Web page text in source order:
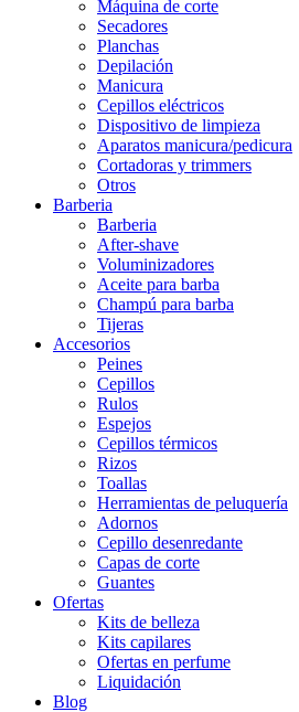
Máquina de corte
Secadores
Planchas
Depilación
Manicura
Cepillos eléctricos
Dispositivo de limpieza
Aparatos manicura/pedicura
Cortadoras y trimmers
Otros
Barberia
Barberia
After-shave
Voluminizadores
Aceite para barba
Champú para barba
Tijeras
Accesorios
Peines
Cepillos
Rulos
Espejos
Cepillos térmicos
Rizos
Toallas
Herramientas de peluquería
Adornos
Cepillo desenredante
Capas de corte
Guantes
Ofertas
Kits de belleza
Kits capilares
Ofertas en perfume
Liquidación
Blog